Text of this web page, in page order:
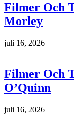
Filmer Och
Morley
juli 16, 2026
Filmer Och
O’Quinn
juli 16, 2026